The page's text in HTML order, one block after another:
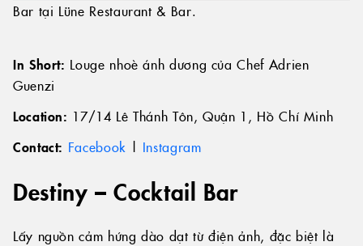
Bar tại Lüne Restaurant & Bar.
In Short: Louge nhoè ánh dương của Chef Adrien
Guenzi
Location: 17/14 Lê Thánh Tôn, Quận 1, Hồ Chí Minh
Contact: Facebook | Instagram
Destiny – Cocktail Bar
Lấy nguồn cảm hứng dào dạt từ điện ảnh, đặc biệt là